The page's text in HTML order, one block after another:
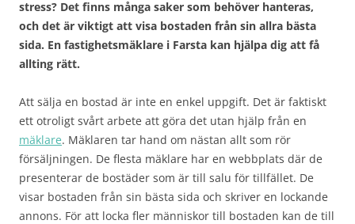
stress? Det finns många saker som behöver hanteras,
och det är viktigt att visa bostaden från sin allra bästa
sida. En fastighetsmäklare i Farsta kan hjälpa dig att få
allting rätt.
Att sälja en bostad är inte en enkel uppgift. Det är faktiskt
ett otroligt svårt arbete att göra det utan hjälp från en
mäklare. Mäklaren tar hand om nästan allt som rör
försäljningen. De flesta mäklare har en webbplats där de
presenterar de bostäder som är till salu för tillfället. De
visar bostaden från sin bästa sida och skriver en lockande
annons. För att locka fler människor till bostaden kan de till